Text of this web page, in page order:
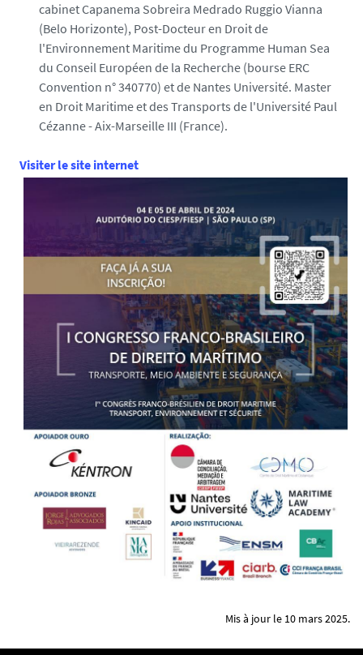
cabinet Capanema Sobreira Medrado Ruggio Vianna
(Belo Horizonte), Post-Docteur en Droit de
l'Environnement Maritime du Programme Human Sea
du Conseil Européen de la Recherche (bourse ERC
Convention n° 340770) et de Nantes Université. Master
en Droit Maritime et des Transports de l'Université Paul
Cézanne - Aix-Marseille III (France).
Visiter le site internet
Mis à jour le 10 mars 2025.